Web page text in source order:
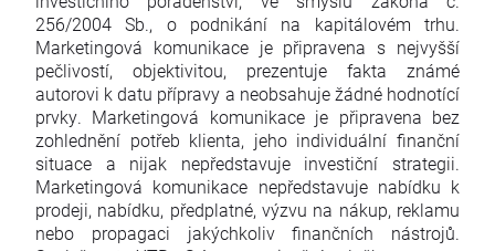
256/2004 Sb., o podnikání na kapitálovém trhu.
Marketingová komunikace je připravena s nejvyšší
pečlivostí, objektivitou, prezentuje fakta známé
autorovi k datu přípravy a neobsahuje žádné hodnotící
prvky. Marketingová komunikace je připravena bez
zohlednění potřeb klienta, jeho individuální finanční
situace a nijak nepředstavuje investiční strategii.
Marketingová komunikace nepředstavuje nabídku k
prodeji, nabídku, předplatné, výzvu na nákup, reklamu
nebo propagaci jakýchkoliv finančních nástrojů.